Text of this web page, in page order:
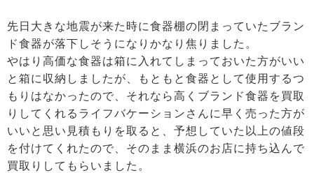
先日大きな地震が来た時に食器棚の閉まっていたブラン
ド食器が落下しそうになりかなり焦りました。
やはり高価な食器は箱に入れてしまっておいた方がいい
と箱に収納しましたが、もともと食器として使用するつ
もりはなかったので、それなら高くブランド食器を買取
りしてくれるライフバケーションさんに早く売った方が
いいと思い見積もりを取ると、予想していた以上の値段
を付けてくれたので、そのまま横浜のお店に持ち込んで
買取りしてもらいました。